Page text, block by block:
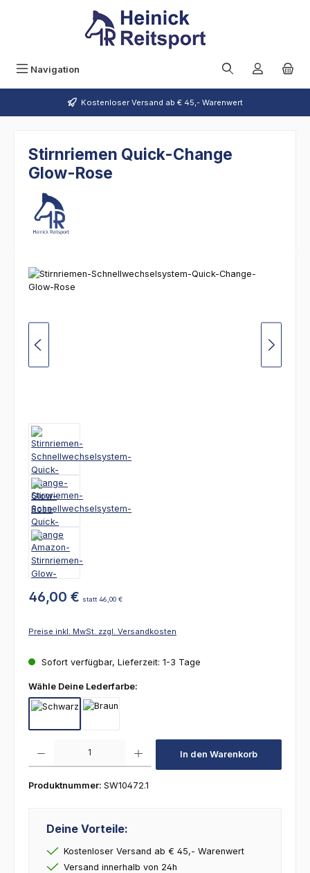
Zum Hauptinhalt springen
Navigation
Kostenloser Versand ab € 45,- Warenwert
Stirnriemen Quick-Change
Glow-Rose
Bildergalerie überspringen
46,00 € statt 46,00 €
Preise inkl. MwSt. zzgl. Versandkosten
Sofort verfügbar, Lieferzeit: 1-3 Tage
Wähle Deine Lederfarbe:
In den Warenkorb
Produktnummer: SW10472.1
Deine Vorteile:
Kostenloser Versand ab € 45,- Warenwert
Versand innerhalb von 24h